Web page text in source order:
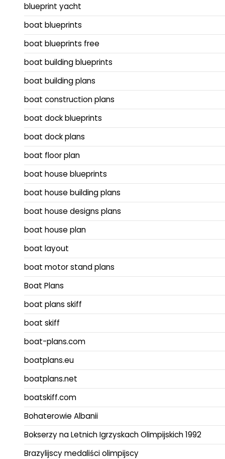
blueprint yacht
boat blueprints
boat blueprints free
boat building blueprints
boat building plans
boat construction plans
boat dock blueprints
boat dock plans
boat floor plan
boat house blueprints
boat house building plans
boat house designs plans
boat house plan
boat layout
boat motor stand plans
Boat Plans
boat plans skiff
boat skiff
boat-plans.com
boatplans.eu
boatplans.net
boatskiff.com
Bohaterowie Albanii
Bokserzy na Letnich Igrzyskach Olimpijskich 1992
Brazylijscy medaliści olimpijscy